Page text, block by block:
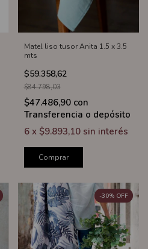
Matel liso tusor Anita 1.5 x 3.5
mts
$59.358,62
$84.798,03
$47.486,90 con
Transferencia o depósito
6 x $9.893,10 sin interés
Comprar
-30% OFF